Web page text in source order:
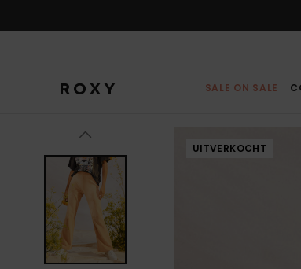
SALE ON SALE
UITVERKOCHT